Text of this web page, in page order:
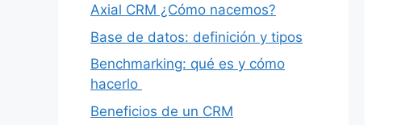
Axial CRM ¿Cómo nacemos?
Base de datos: definición y tipos
Benchmarking: qué es y cómo
hacerlo
Beneficios de un CRM